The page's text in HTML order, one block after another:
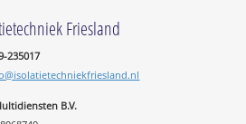
Friesland
235017
B.V.